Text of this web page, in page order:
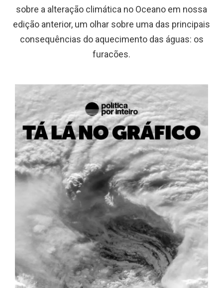
sobre a alteração climática no Oceano em nossa
edição anterior, um olhar sobre uma das principais
consequências do aquecimento das águas: os
furacões.